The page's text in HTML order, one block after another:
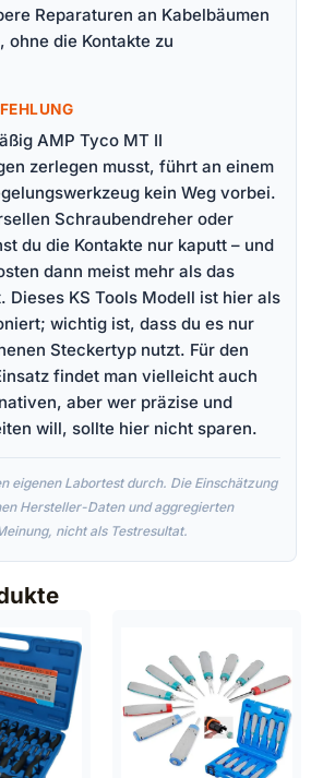
Reparaturen an Kabelbäumen
die Kontakte zu
AMP Tyco MT II
zerlegen musst, führt an einem
kein Weg vorbei.
Schraubendreher oder
du die Kontakte nur kaputt – und
dann meist mehr als das
Dieses KS Tools Modell ist hier als
wichtig ist, dass du es nur
Steckertyp nutzt. Für den
findet man vielleicht auch
aber wer präzise und
will, sollte hier nicht sparen.
eigenen Labortest durch. Die Einschätzung
Hersteller-Daten und aggregierten
nicht als Testresultat.